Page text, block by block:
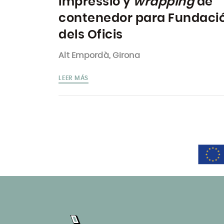
contenedor para
dels Oficis
Alt Empordà, Girona
LEER MÁS